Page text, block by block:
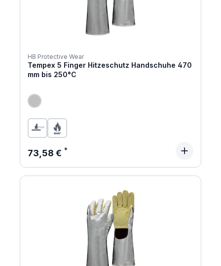
HB Protective Wear
Tempex 5 Finger Hitzeschutz Handschuhe 470
mm bis 250°C
Regulärer Preis:
73,58 €